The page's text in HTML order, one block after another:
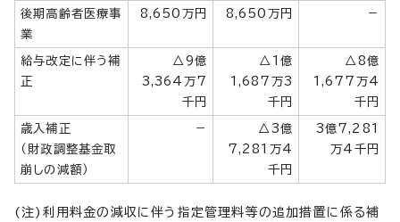
後期高齢者医療事
業
8,650万円 8,650万円 －
給与改定に伴う補
正
△9億
3,364万7
千円
△1億
1,687万3
千円
△8億
1,677万4
千円
歳入補正
（財政調整基金取
崩しの減額）
－
△3億
7,281万4
千円
3億7,281
万4千円
(注)利用料金の減収に伴う指定管理料等の追加措置に係る補